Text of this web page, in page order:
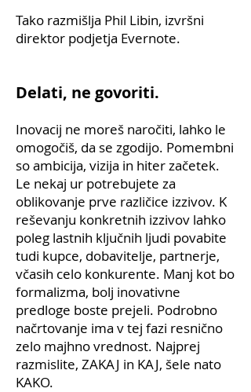
Tako razmišlja Phil Libin, izvršni
direktor podjetja Evernote.
Delati, ne govoriti.
Inovacij ne moreš naročiti, lahko le
omogočiš, da se zgodijo. Pomembni
so ambicija, vizija in hiter začetek.
Le nekaj ur potrebujete za
oblikovanje prve različice izzivov. K
reševanju konkretnih izzivov lahko
poleg lastnih ključnih ljudi povabite
tudi kupce, dobavitelje, partnerje,
včasih celo konkurente. Manj kot bo
formalizma, bolj inovativne
predloge boste prejeli. Podrobno
načrtovanje ima v tej fazi resnično
zelo majhno vrednost. Najprej
razmislite, ZAKAJ in KAJ, šele nato
KAKO.